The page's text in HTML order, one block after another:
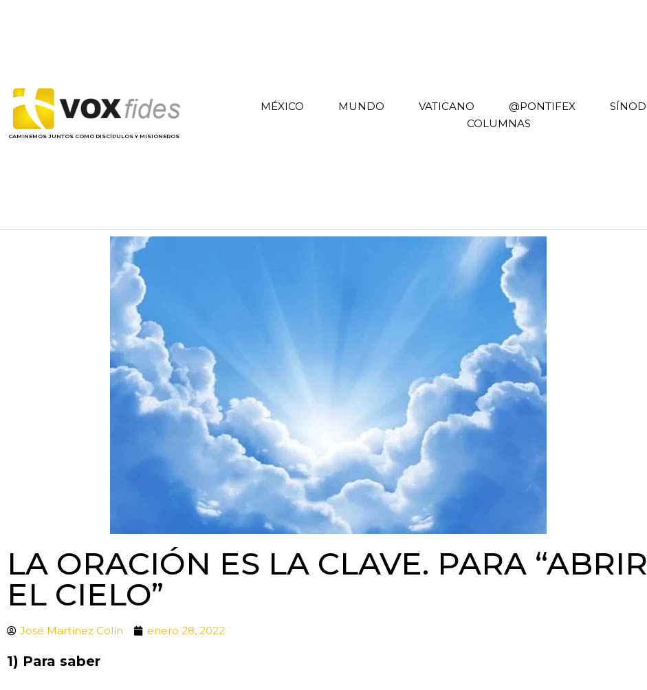
CAMINEMOS JUNTOS COMO DISCÍPULOS Y MISIONEROS
MÉXICO MUNDO VATICANO @PONTIFEX
COLUMNAS
LA ORACIÓN ES LA CLAVE. PARA “ABRIR
EL CIELO”
José Martínez Colín enero 28, 2022
1) Para saber